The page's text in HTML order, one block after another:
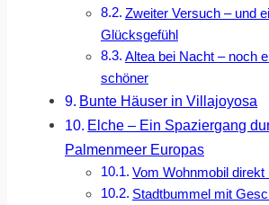
Zweiter Versuch – und
Glücksgefühl
Altea bei Nacht – noch
schöner
Bunte Häuser in Villajoyosa
Elche – Ein Spaziergang
Palmenmeer Europas
Vom Wohnmobil direkt
Stadtbummel mit